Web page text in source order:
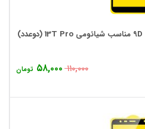
۱۱۰,۰۰۰ ۵۸,۰۰۰ تومان